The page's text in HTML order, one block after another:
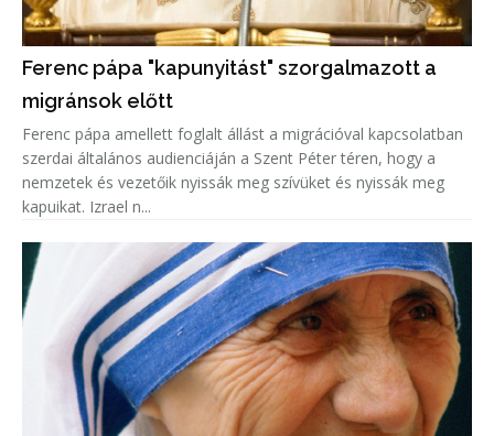
Ferenc pápa "kapunyitást" szorgalmazott a
migránsok előtt
Ferenc pápa amellett foglalt állást a migrációval kapcsolatban
szerdai általános audienciáján a Szent Péter téren, hogy a
nemzetek és vezetőik nyissák meg szívüket és nyissák meg
kapuikat. Izrael n...